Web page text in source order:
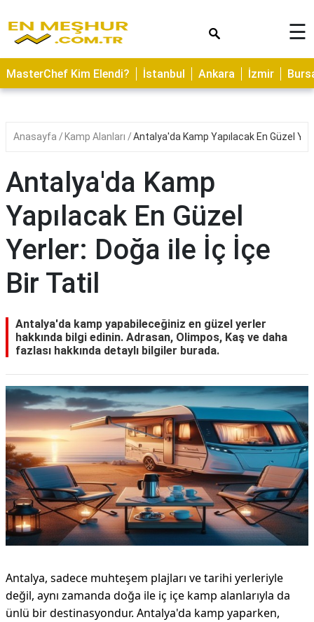
ASTROLOJİ
SAĞLIK
YERLER
BAKIMI
NEDİR
ALANLARI
KAPLICALAR
☰
MasterChef Kim Elendi? İstanbul Ankara İzmir
Anasayfa Kamp Alanları Antalya'da Kamp Yapılacak En Güzel
Antalya'da Kamp
Yapılacak En Güzel
Yerler: Doğa ile İç İçe
Bir Tatil
Antalya'da kamp yapabileceğiniz en güzel yerler
hakkında bilgi edinin. Adrasan, Olimpos, Kaş ve daha
fazlası hakkında detaylı bilgiler burada.
Antalya, sadece muhteşem plajları ve tarihi yerleriyle
değil, aynı zamanda doğa ile iç içe kamp alanlarıyla da
ünlü bir destinasyondur. Antalya'da kamp yaparken,